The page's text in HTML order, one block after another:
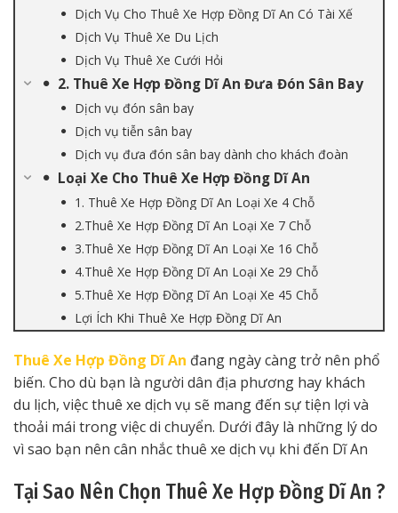
Dịch Vụ Cho Thuê Xe Hợp Đồng Dĩ An Có Tài Xế
Dịch Vụ Thuê Xe Du Lịch
Dịch Vụ Thuê Xe Cưới Hỏi
2. Thuê Xe Hợp Đồng Dĩ An Đưa Đón Sân Bay
Dịch vụ đón sân bay
Dịch vụ tiễn sân bay
Dịch vụ đưa đón sân bay dành cho khách đoàn
Loại Xe Cho Thuê Xe Hợp Đồng Dĩ An
1. Thuê Xe Hợp Đồng Dĩ An Loại Xe 4 Chỗ
2.Thuê Xe Hợp Đồng Dĩ An Loại Xe 7 Chỗ
3.Thuê Xe Hợp Đồng Dĩ An Loại Xe 16 Chỗ
4.Thuê Xe Hợp Đồng Dĩ An Loại Xe 29 Chỗ
5.Thuê Xe Hợp Đồng Dĩ An Loại Xe 45 Chỗ
Lợi Ích Khi Thuê Xe Hợp Đồng Dĩ An
Thuê Xe Hợp Đồng Dĩ An đang ngày càng trở nên phổ
biến. Cho dù bạn là người dân địa phương hay khách
du lịch, việc thuê xe dịch vụ sẽ mang đến sự tiện lợi và
thoải mái trong việc di chuyển. Dưới đây là những lý do
vì sao bạn nên cân nhắc thuê xe dịch vụ khi đến Dĩ An
Tại Sao Nên Chọn Thuê Xe Hợp Đồng Dĩ An ?